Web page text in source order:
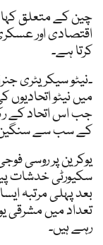
چین کے متعلق
اقتصادی اور
کرتا ہے۔
۔نیٹو سیکریٹری
میں نیٹو
جب اس اتحاد کے
کے سب سے سنگین
یوکرین پر روسی
سکیورٹی خدشات
بعد پہلی مرتبہ
تعداد میں مشرقی
رہے ہیں۔